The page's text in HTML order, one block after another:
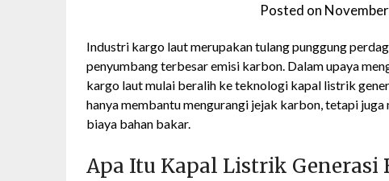
Posted on
Industri kargo laut merupakan tulang punggung
penyumbang terbesar emisi karbon. Dalam upaya
kargo laut mulai beralih ke teknologi kapal listrik
hanya membantu mengurangi jejak karbon, tetapi
biaya bahan bakar.
Apa Itu Kapal Listrik Generasi